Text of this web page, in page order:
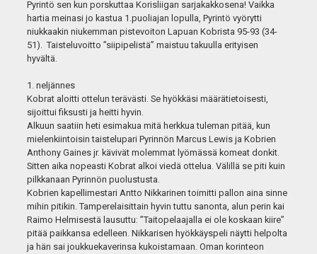
Pyrintö sen kun porskuttaa Korisliigan sarjakakkosena! Vaikka
hartia meinasi jo kastua 1.puoliajan lopulla, Pyrintö vyörytti
niukkaakin niukemman pistevoiton Lapuan Kobrista 95-93 (34-
51). Taisteluvoitto ”siipipelistä” maistuu takuulla erityisen
hyvältä.
1. neljännes
Kobrat aloitti ottelun terävästi. Se hyökkäsi määrätietoisesti,
sijoittui fiksusti ja heitti hyvin.
Alkuun saatiin heti esimakua mitä herkkua tuleman pitää, kun
mielenkiintoisin taistelupari Pyrinnön Marcus Lewis ja Kobrien
Anthony Gaines jr. kävivät molemmat lyömässä komeat donkit.
Sitten aika nopeasti Kobrat alkoi viedä ottelua. Välillä se piti kuin
pilkkanaan Pyrinnön puolustusta.
Kobrien kapellimestari Antto Nikkarinen toimitti pallon aina sinne
mihin pitikin. Tamperelaisittain hyvin tuttu sanonta, alun perin kai
Raimo Helmisestä lausuttu: ”Taitopelaajalla ei ole koskaan kiire”
pitää paikkansa edelleen. Nikkarisen hyökkäyspeli näytti helpolta
ja hän sai joukkuekaverinsa kukoistamaan. Oman korinteon